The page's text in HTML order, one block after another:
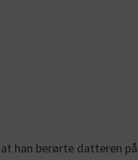
han berørte datteren